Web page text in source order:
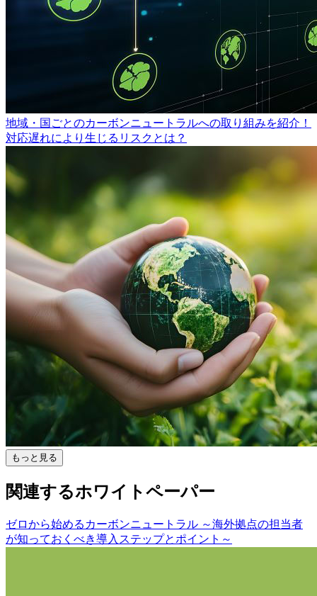
地域・国ごとのカーボンニュートラルへの取り組みを紹介！
対応遅れにより生じるリスクとは？
もっと見る
関連するホワイトペーパー
ゼロから始めるカーボンニュートラル ～海外拠点の担当者
が知っておくべき導入ステップとポイント～